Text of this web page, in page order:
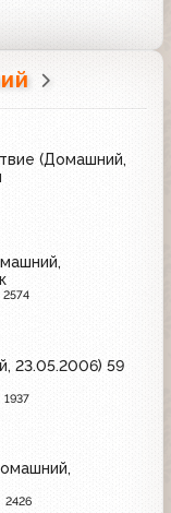
(Домашний,
2574
23.05.2006) 59
1937
2426